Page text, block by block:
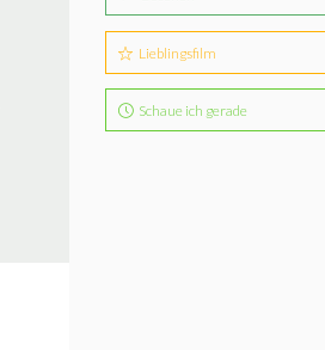
Lieblingsfilm
Schaue ich gerade